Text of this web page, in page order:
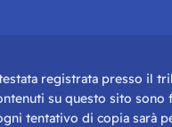
registrata presso il
su questo sito
tentativo di copia sarà